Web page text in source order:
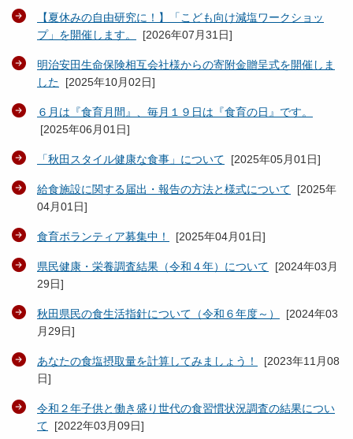
【夏休みの自由研究に！】「こども向け減塩ワークショッ
プ」を開催します。
[2026年07月31日]
明治安田生命保険相互会社様からの寄附金贈呈式を開催しま
した [2025年10月02日]
６月は『食育月間』、毎月１９日は『食育の日』です。
[2025年06月01日]
「秋田スタイル健康な食事」について [2025年05月01日]
給食施設に関する届出・報告の方法と様式について [2025年
04月01日]
食育ボランティア募集中！ [2025年04月01日]
県民健康・栄養調査結果（令和４年）について [2024年03月
29日]
秋田県民の食生活指針について（令和６年度～） [2024年03
月29日]
あなたの食塩摂取量を計算してみましょう！ [2023年11月08
日]
令和２年子供と働き盛り世代の食習慣状況調査の結果につい
て [2022年03月09日]